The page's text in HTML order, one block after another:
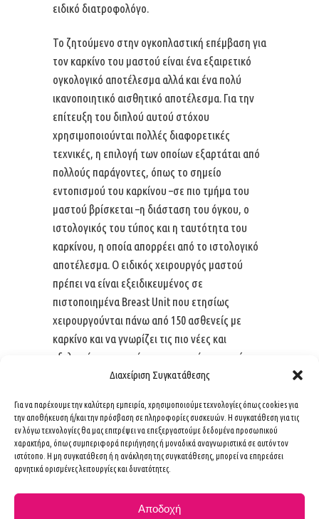
Διαχείριση Συγκατάθεσης
Για να παρέχουμε την καλύτερη εμπειρία, χρησιμοποιούμε τεχνολογίες όπως cookies για
την αποθήκευση ή/και την πρόσβαση σε πληροφορίες συσκευών. Η συγκατάθεση για τις
εν λόγω τεχνολογίες θα μας επιτρέψει να επεξεργαστούμε δεδομένα προσωπικού
χαρακτήρα, όπως συμπεριφορά περιήγησης ή μοναδικά αναγνωριστικά σε αυτόν τον
ιστότοπο. Η μη συγκατάθεση ή η ανάκληση της συγκατάθεσης, μπορεί να επηρεάσει
αρνητικά ορισμένες λειτουργίες και δυνατότητες.
Αποδοχή
ειδικό διατροφολόγο.
Το ζητούμενο στην ογκοπλαστική επέμβαση για
τον καρκίνο του μαστού είναι ένα εξαιρετικό
ογκολογικό αποτέλεσμα αλλά και ένα πολύ
ικανοποιητικό αισθητικό αποτέλεσμα. Για την
επίτευξη του διπλού αυτού στόχου
χρησιμοποιούνται πολλές διαφορετικές
τεχνικές, η επιλογή των οποίων εξαρτάται από
πολλούς παράγοντες, όπως το σημείο
εντοπισμού του καρκίνου –σε πιο τμήμα του
μαστού βρίσκεται –η διάσταση του όγκου, ο
ιστολογικός του τύπος και η ταυτότητα του
καρκίνου, η οποία απορρέει από το ιστολογικό
αποτέλεσμα. Ο ειδικός χειρουργός μαστού
πρέπει να είναι εξειδικευμένος σε
πιστοποιημένα Breast Unit που ετησίως
χειρουργούνται πάνω από 150 ασθενείς με
καρκίνο και να γνωρίζει τις πιο νέες και
εξελιγμένες τεχνικές χειρουργικής μαστού σε
διεθνή επίπεδο.